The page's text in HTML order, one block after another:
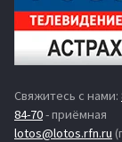
Свяжитесь с нами:
84-70- приёмная
lotos@lotos.rfn.ru